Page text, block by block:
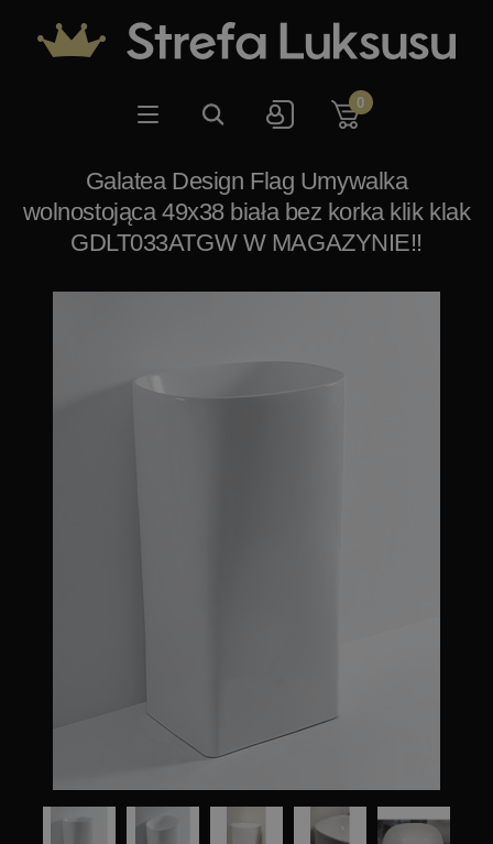
0
Galatea Design Flag Umywalka
wolnostojąca 49x38 biała bez korka klik klak
GDLT033ATGW W MAGAZYNIE!!